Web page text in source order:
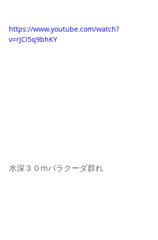
https://www.youtube.com/watch?
v=rJCI5q9bhKY
水深３０mバラクーダ群れ